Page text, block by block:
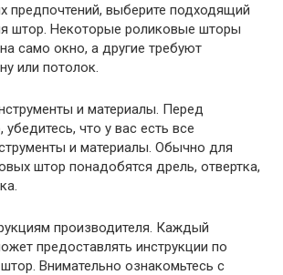
предпочтений, выберите подходящий
штор. Некоторые роликовые шторы
само окно, а другие требуют
или потолок.
и материалы. Перед
что у вас есть все
и материалы. Обычно для
штор понадобятся дрель, отвертка,
производителя. Каждый
предоставлять инструкции по
Внимательно ознакомьтесь с